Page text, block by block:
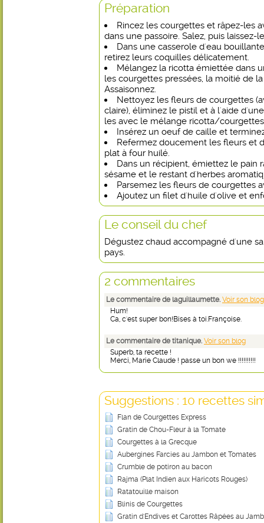
Préparation
Rincez les courgettes et râpez-les
dans une passoire. Salez, puis laissez-
Dans une casserole d'eau
retirez leurs coquilles délicatement.
Mélangez la ricotta émiettée dans
les courgettes pressées, la moitié de
Assaisonnez.
Nettoyez les fleurs de courgettes
claire), éliminez le pistil et à l'aide
les avec le mélange ricotta/
Insérez un oeuf de caille et
Refermez doucement les fleurs et
plat à four huilé.
Dans un récipient, émiettez le pain
sésame et le restant d'herbes
Parsemez les fleurs de courgettes
Ajoutez un filet d'huile d'olive et
Le conseil du chef
Dégustez chaud accompagné d'une
pays.
2 commentaires
Le commentaire de laguillaumette. Voir son blog
Hum!
Ca, c'est super bon!Bises à toi.Françoise.
Le commentaire de titanique. Voir son blog
Superb, ta recette !
Merci, Marie Claude ! passe un bon we !!!!!!!!!!
Suggestions : 10 recettes
Flan de Courgettes Express
Gratin de Chou-Fleur à la Tomate
Courgettes à la Grecque
Aubergines Farcies au Jambon et Tomates
Crumble de potiron au bacon
Rajma (Plat Indien aux Haricots Rouges)
Ratatouille maison
Blinis de Courgettes
Gratin d'Endives et Carottes Râpées au